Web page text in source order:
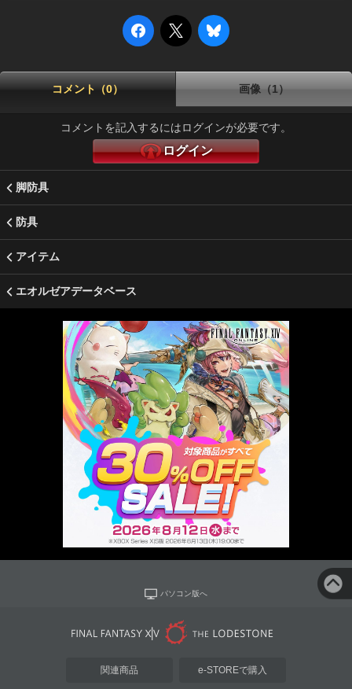
コメント（0） 画像（1）
コメントを記入するにはログインが必要です。
ログイン
脚防具
防具
アイテム
エオルゼアデータベース
パソコン版へ
関連商品 e-STOREで購入